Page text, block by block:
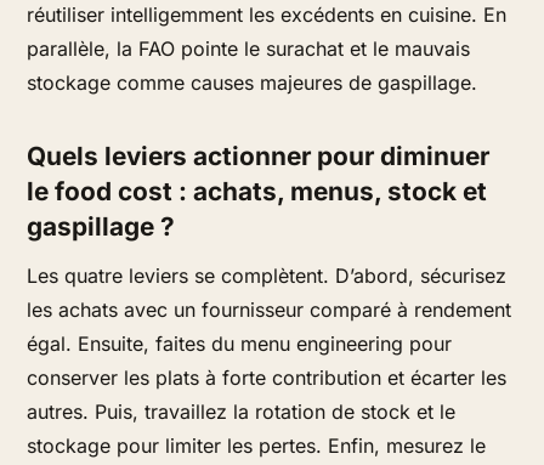
réutiliser intelligemment les excédents en cuisine. En
parallèle, la FAO pointe le surachat et le mauvais
stockage comme causes majeures de gaspillage.
Quels leviers actionner pour diminuer
le food cost : achats, menus, stock et
gaspillage ?
Les quatre leviers se complètent. D’abord, sécurisez
les achats avec un fournisseur comparé à rendement
égal. Ensuite, faites du menu engineering pour
conserver les plats à forte contribution et écarter les
autres. Puis, travaillez la rotation de stock et le
stockage pour limiter les pertes. Enfin, mesurez le